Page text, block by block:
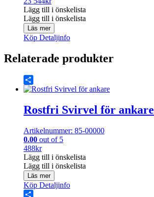
Lägg till i önskelista
Lägg till i önskelista
Läs mer
Köp Detaljinfo
Relaterade produkter
Share
Rostfri Svirvel för ankare
Artikelnummer: 85-00000
0.00 out of 5
488kr
Lägg till i önskelista
Lägg till i önskelista
Läs mer
Köp Detaljinfo